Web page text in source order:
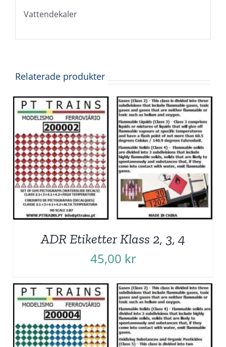
Vattendekaler
Relaterade produkter
ADR Etiketter Klass 2, 3, 4
45,00 kr